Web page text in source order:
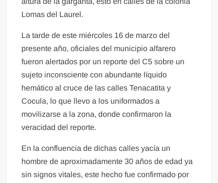
Lomas del Laurel.
La tarde de este miércoles 16 de marzo del
presente año, oficiales del municipio alfarero
fueron alertados por un reporte del C5 sobre un
sujeto inconsciente con abundante líquido
hemático al cruce de las calles Tenacatita y
Cocula, lo que llevo a los uniformados a
movilizarse a la zona, donde confirmaron la
veracidad del reporte.
En la confluencia de dichas calles yacía un
hombre de aproximadamente 30 años de edad ya
sin signos vitales, este hecho fue confirmado por